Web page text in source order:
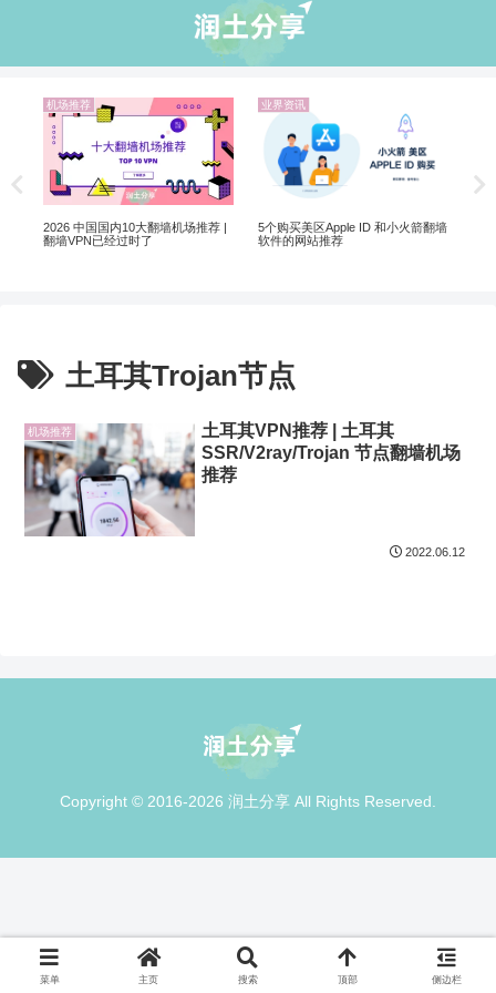
机场推荐
2026 中国国内10大翻墙机场推荐 |
翻墙VPN已经过时了
业界资讯
5个购买美区Apple ID 和小火箭翻墙
软件的网站推荐
土耳其Trojan节点
机场推荐
土耳其VPN推荐 | 土耳其
SSR/V2ray/Trojan 节点翻墙机场
推荐
2022.06.12
Copyright © 2016-2026 润土分享 All Rights Reserved.
菜单 主页 搜索 顶部 侧边栏